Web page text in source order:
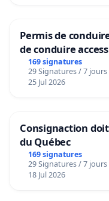
Permis de
de conduire
Bruxelles
169 signatures
29 Signatures / 7 jours
25 Jul 2026
Consignaction
du Québec
169 signatures
29 Signatures / 7 jours
18 Jul 2026